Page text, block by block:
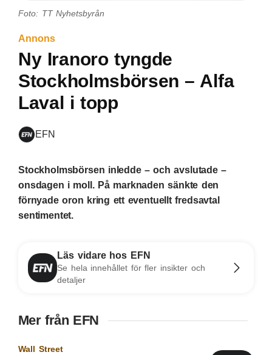
Foto: TT Nyhetsbyrån
Annons
Ny Iranoro tyngde
Stockholmsbörsen – Alfa
Laval i topp
EFN
Stockholmsbörsen inledde – och avslutade –
onsdagen i moll. På marknaden sänkte den
förnyade oron kring ett eventuellt fredsavtal
sentimentet.
Läs vidare hos EFN
Se hela innehållet för fler insikter och
detaljer
Mer från EFN
Wall Street